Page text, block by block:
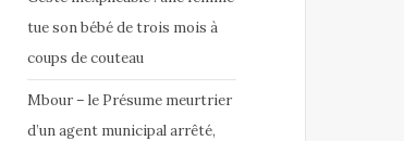
tue son bébé de trois mois à
coups de couteau
Mbour – le Présume meurtrier
d’un agent municipal arrêté,